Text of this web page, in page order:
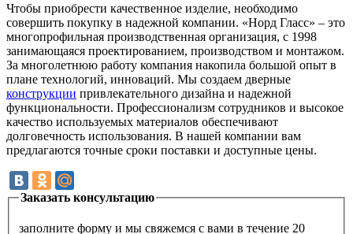
Чтобы приобрести качественное изделие, необходимо
совершить покупку в надежной компании. «Норд Гласс» – это
многопрофильная производственная организация, с 1998
занимающаяся проектированием, производством и монтажом.
За многолетнюю работу компания накопила большой опыт в
плане технологий, инноваций. Мы создаем дверные
конструкции привлекательного дизайна и надежной
функциональности. Профессионализм сотрудников и высокое
качество используемых материалов обеспечивают
долговечность использования. В нашей компании вам
предлагаются точные сроки поставки и доступные цены.
Заказать консультацию
заполните форму и мы свяжемся с вами в течение 20